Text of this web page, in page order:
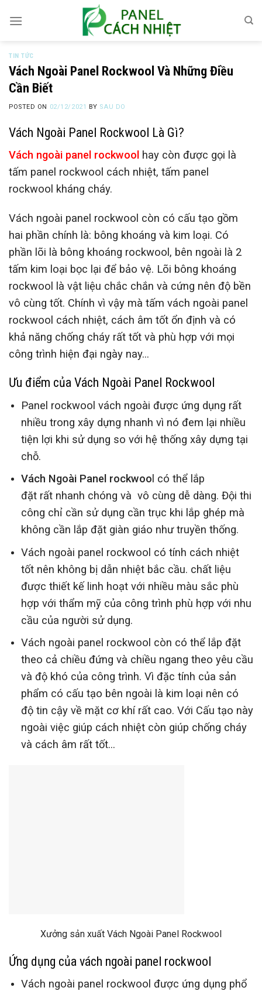
TIN TỨC
Vách Ngoài Panel Rockwool Và Những Điều
Cần Biết
POSTED ON 02/12/2021 BY SAU DO
Vách Ngoài Panel Rockwool Là Gì?
Vách ngoài panel rockwool hay còn được gọi là
tấm panel rockwool cách nhiệt, tấm panel
rockwool kháng cháy.
Vách ngoài panel rockwool còn có cấu tạo gồm
hai phần chính là: bông khoáng và kim loại. Có
phần lõi là bông khoáng rockwool, bên ngoài là 2
tấm kim loại bọc lại để bảo vệ. Lõi bông khoáng
rockwool là vật liệu chắc chắn và cứng nên độ bền
vô cùng tốt. Chính vì vậy mà tấm vách ngoài panel
rockwool cách nhiệt, cách âm tốt ổn định và có
khả năng chống cháy rất tốt và phù hợp với mọi
công trình hiện đại ngày nay…
Ưu điểm của Vách Ngoài Panel Rockwool
Panel rockwool vách ngoài được ứng dụng rất
nhiều trong xây dựng nhanh vì nó đem lại nhiều
tiện lợi khi sử dụng so với hệ thống xây dựng tại
chỗ.
Vách Ngoài Panel rockwoo l có thể lắp
đặt rất nhanh chóng và vô cùng dễ dàng. Đội thi
công chỉ cần sử dụng cần trục khi lắp ghép mà
không cần lắp đặt giàn giáo như truyền thống.
Vách ngoài panel rockwool có tính cách nhiệt
tốt nên không bị dẫn nhiệt bắc cầu. chất liệu
được thiết kế linh hoạt với nhiều màu sắc phù
hợp với thẩm mỹ của công trình phù hợp với nhu
cầu của người sử dụng.
Vách ngoài panel rockwool còn có thể lắp đặt
theo cả chiều đứng và chiều ngang theo yêu cầu
và độ khó của công trình. Vì đặc tính của sản
phẩm có cấu tạo bên ngoài là kim loại nên có
độ tin cậy về mặt cơ khí rất cao. Với Cấu tạo này
ngoài việc giúp cách nhiệt còn giúp chống cháy
và cách âm rất tốt…
Xưởng sản xuất Vách Ngoài Panel Rockwool
Ứng dụng của vách ngoài panel rockwool
Vách ngoài panel rockwool được ứng dụng phổ